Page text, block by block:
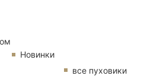
Новинки
все пуховики